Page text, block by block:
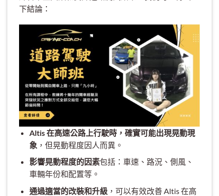
下結論：
Altis 在高速公路上行駛時，確實可能出現晃動現
象 ，但晃動程度因人而異。
影響晃動程度的因素包括：車速、路況、側風、
車輛年份和配置等。
通過適當的改裝和升級，可以有效改善 Altis 在高